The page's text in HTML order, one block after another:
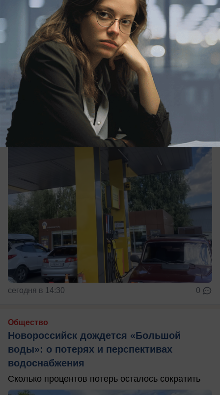
сегодня в 15:15
Общество
Бензин пониженного класса разрешили
продавать в России до 2027 года
сегодня в 14:30 0
Общество
Новороссийск дождется «Большой
воды»: о потерях и перспективах
водоснабжения
Сколько процентов потерь осталось сократить